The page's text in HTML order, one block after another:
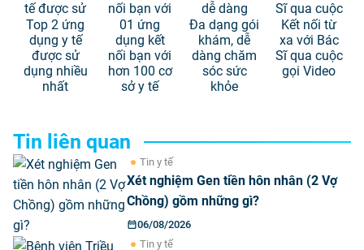
Top 2 ứng
dụng y tế
được sử
dụng nhiều
nhất
01 ứng
dụng kết
nối bạn với
hơn 100 cơ
sở y tế
Đa dạng gói
khám, dễ
dàng chăm
sóc sức
khỏe
Kết nối từ
xa với Bác
Sĩ qua cuộc
gọi Video
Tin liên quan
Tin y tế
Xét nghiệm Gen tiền hôn nhân (2 Vợ
Chồng) gồm những gì?
06/08/2026
Tin y tế